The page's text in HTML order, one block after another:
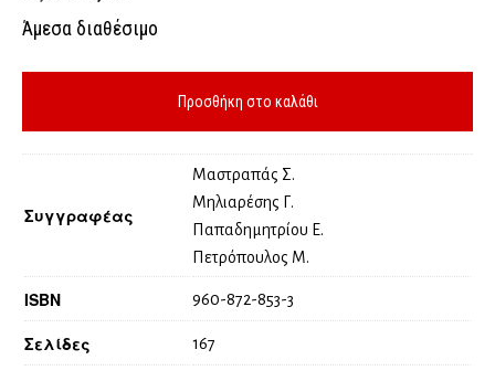
price
15,22 €.
τρέχουσα
τιμή
είναι:
13,70 €.
Άμεσα διαθέσιμο
Προσθήκη στο καλάθι
Συγγραφέας
Μαστραπάς Σ.
Μηλιαρέσης Γ.
Παπαδημητρίου Ε.
Πετρόπουλος Μ.
ISBN 960-872-853-3
Σελίδες 167